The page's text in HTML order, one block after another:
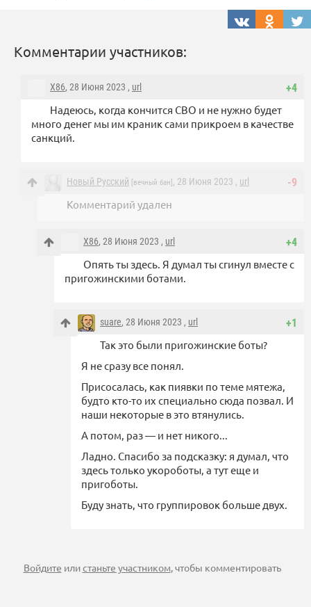
Комментарии участников:
+4
X86, 28 Июня 2023 , url
Надеюсь, когда кончится СВО и не нужно будет
много денег мы им краник сами прикроем в качестве
санкций.
-9
Новый Русский [вечный бан] , 28 Июня 2023 , url
Комментарий удален
+4
X86, 28 Июня 2023 , url
Опять ты здесь. Я думал ты сгинул вместе с
пригожинскими ботами.
+1
suare, 28 Июня 2023 , url
Так это были пригожинские боты?
Я не сразу все понял.
Присосалась, как пиявки по теме мятежа,
будто кто-то их специально сюда позвал. И
наши некоторые в это втянулись.
А потом, раз — и нет никого...
Ладно. Спасибо за подсказку: я думал, что
здесь только укороботы, а тут еще и
пригоботы.
Буду знать, что группировок больше двух.
Войдите илистаньте участником, чтобы комментировать